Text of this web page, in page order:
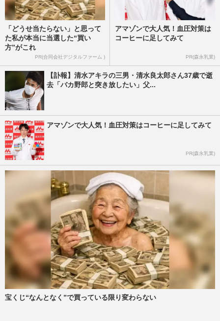
「どうせ当たらない」と思って
た私が本当に当選した“買い
方”がこれ
PR(合同会社デジタルファーム )
アマゾンで大人気！血圧対策は
コーヒーに足してみて
PR(森永乳業)
【訃報】清水アキラの三男・清水良太郎さん37歳で逝
去「バカ野郎と突き放したい」父...
アマゾンで大人気！血圧対策はコーヒーに足してみて
PR(森永乳業)
宝くじ“なんとなく”で買っている限り変わらない